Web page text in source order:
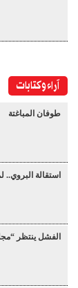
آراء وكتابات
طوفان المباغتة
استقالة البروي..
الفشل ينتظر